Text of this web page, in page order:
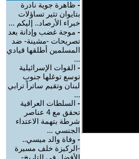
- ظاهرة جوية نادرة
بتايوان تثير تساؤلات
خبراء الأرصاد.. إليكم ...
- موجة غضب وإدانة بعد
تصريحات -مشينة- ضد
المسلمين أطلقها قيادي
...
- القوات الإسرائيلية
توسع توغلها جنوب
لبنان وتقيم ساتراً ترابي
...
- السلطات العراقية
تحقق مع 4 عناصر
شرطة بتهمة الاعتداء
الجنسي ...
- وفاة والد ميسي..
-الركيزة خلف مسيرة
الأفضل في التاريخ-